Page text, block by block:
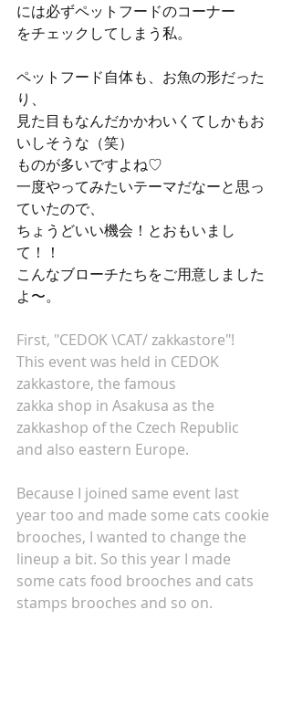
には必ずペットフードのコーナー
をチェックしてしまう私。
ペットフード自体も、お魚の形だった
り、
見た目もなんだかかわいくてしかもお
いしそうな（笑）
ものが多いですよね♡
一度やってみたいテーマだなーと思っ
ていたので、
ちょうどいい機会！とおもいまし
て！！
こんなブローチたちをご用意しました
よ〜。
First, "CEDOK \CAT/ zakkastore"!
This event was held in CEDOK
zakkastore, the famous
zakka shop in Asakusa as the
zakkashop of the Czech Republic
and also eastern Europe.
Because I joined same event last
year too and made some cats cookie
brooches, I wanted to change the
lineup a bit. So this year I made
some cats food brooches and cats
stamps brooches and so on.